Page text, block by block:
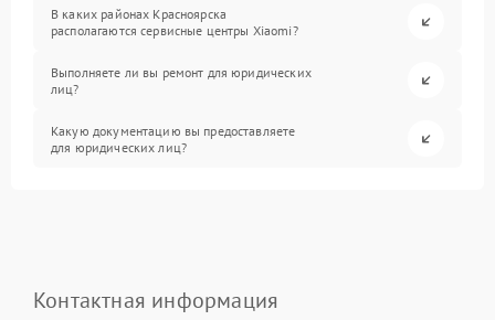
В каких районах Красноярска
располагаются сервисные центры Xiaomi?
Выполняете ли вы ремонт для юридических
лиц?
Какую документацию вы предоставляете
для юридических лиц?
Контактная информация